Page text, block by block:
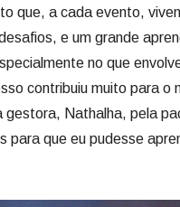
que, a cada evento,
e um grande
no que
contribuiu muito para o
gestora, Nathalha, pela
para que eu pudesse